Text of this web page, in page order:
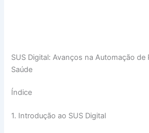
SUS Digital: Avanços na Automação de
Saúde
Índice
1. Introdução ao SUS Digital